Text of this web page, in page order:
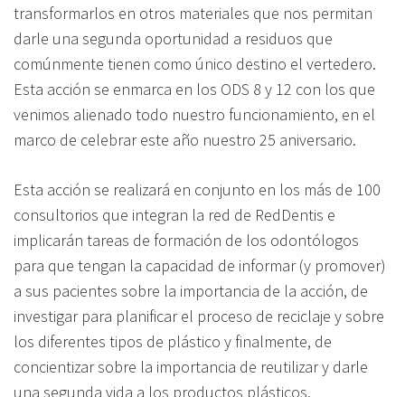
transformarlos en otros materiales que nos permitan
darle una segunda oportunidad a residuos que
comúnmente tienen como único destino el vertedero.
Esta acción se enmarca en los ODS 8 y 12 con los que
venimos alienado todo nuestro funcionamiento, en el
marco de celebrar este año nuestro 25 aniversario.
Esta acción se realizará en conjunto en los más de 100
consultorios que integran la red de RedDentis e
implicarán tareas de formación de los odontólogos
para que tengan la capacidad de informar (y promover)
a sus pacientes sobre la importancia de la acción, de
investigar para planificar el proceso de reciclaje y sobre
los diferentes tipos de plástico y finalmente, de
concientizar sobre la importancia de reutilizar y darle
una segunda vida a los productos plásticos.